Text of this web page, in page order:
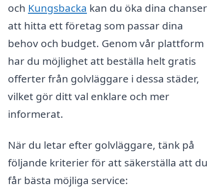
och Kungsbacka kan du öka dina chanser
att hitta ett företag som passar dina
behov och budget. Genom vår plattform
har du möjlighet att beställa helt gratis
offerter från golvläggare i dessa städer,
vilket gör ditt val enklare och mer
informerat.
När du letar efter golvläggare, tänk på
följande kriterier för att säkerställa att du
får bästa möjliga service: